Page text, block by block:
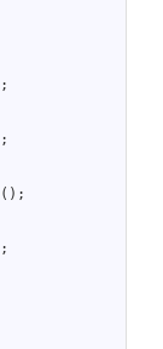
;
;
( ) ;
;